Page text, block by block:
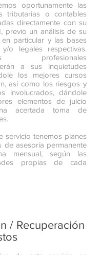
oportunamente las
tributarias o contables
directamente con su
previo un análisis de su
en particular y las bases
y/o legales respectivas.
profesionales
a sus inquietudes
los mejores cursos
así como los riesgos y
involucrados, dándole
elementos de juicio
acertada toma de
servicio tenemos planes
de asesoría permanente
mensual, según las
propias de cada
/ Recuperación